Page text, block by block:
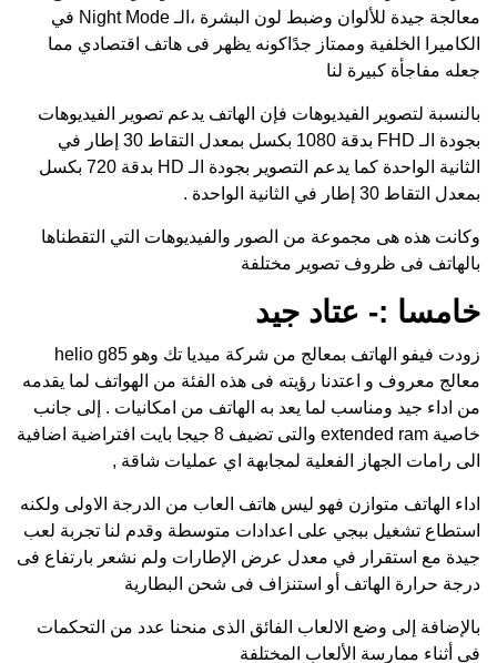
معالجة جيدة للألوان وضبط لون البشرة ،الـ Night Mode في
الكاميرا الخلفية وممتاز جدًاكونه يظهر فى هاتف اقتصادي مما
جعله مفاجأة كبيرة لنا
بالنسبة لتصوير الفيديوهات فإن الهاتف يدعم تصوير الفيديوهات
بجودة الـ FHD بدقة 1080 بكسل بمعدل التقاط 30 إطار في
الثانية الواحدة كما يدعم التصوير بجودة الـ HD بدقة 720 بكسل
بمعدل التقاط 30 إطار في الثانية الواحدة .
وكانت هذه هى مجموعة من الصور والفيديوهات التي التقطناها
بالهاتف فى ظروف تصوير مختلفة
خامسا :- عتاد جيد
زودت فيفو الهاتف بمعالج من شركة ميديا تك وهو helio g85
معالج معروف و اعتدنا رؤيته فى هذه الفئة من الهواتف لما يقدمه
من اداء جيد ومناسب لما يعد به الهاتف من امكانيات . إلى جانب
خاصية extended ram والتى تضيف 8 جيجا بايت افتراضية اضافية
الى رامات الجهاز الفعلية لمجابهة اي عمليات شاقة ,
اداء الهاتف متوازن فهو ليس هاتف العاب من الدرجة الاولى ولكنه
استطاع تشغيل ببجي على اعدادات متوسطة وقدم لنا تجربة لعب
جيدة مع استقرار في معدل عرض الإطارات ولم نشعر بارتفاع فى
درجة حرارة الهاتف أو استنزاف فى شحن البطارية
بالإضافة إلى وضع الالعاب الفائق الذى منحنا عدد من التحكمات
في أثناء ممارسة الألعاب المختلفة